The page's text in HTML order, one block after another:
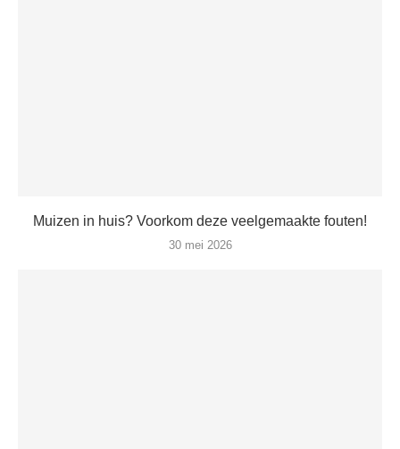
Muizen in huis? Voorkom deze veelgemaakte fouten!
30 mei 2026